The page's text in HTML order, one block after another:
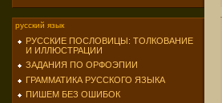
русский язык
РУССКИЕ ПОСЛОВИЦЫ: ТОЛКОВАНИЕ
И ИЛЛЮСТРАЦИИ
ЗАДАНИЯ ПО ОРФОЭПИИ
ГРАММАТИКА РУССКОГО ЯЗЫКА
ПИШЕМ БЕЗ ОШИБОК